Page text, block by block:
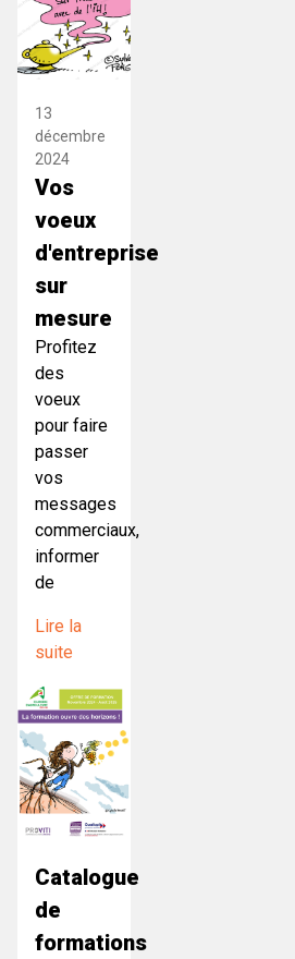
13
décembre
2024
Vos
voeux
d'entreprise
sur
mesure
Profitez
des
voeux
pour faire
passer
vos
messages
commerciaux,
informer
de
Lire la
suite
Catalogue
de
formations